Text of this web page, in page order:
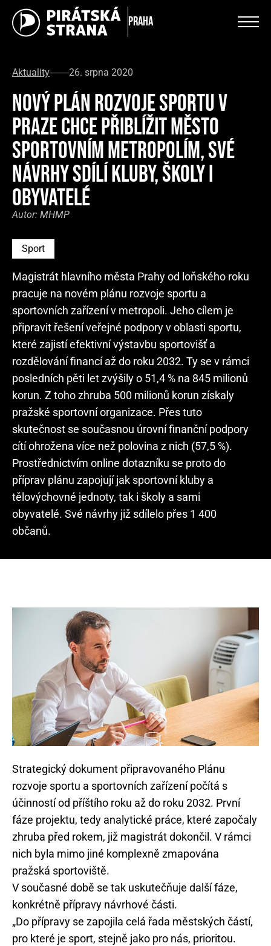
Praha
Aktuality 26. srpna 2020
NOVÝ PLÁN ROZVOJE SPORTU V
PRAZE CHCE PŘIBLÍŽIT MĚSTO
SPORTOVNÍM METROPOLÍM, SVÉ
NÁVRHY SDÍLÍ KLUBY, ŠKOLY I
OBYVATELÉ
Autor: MHMP
Sport
Magistrát hlavního města Prahy od loňského roku
pracuje na novém plánu rozvoje sportu a
sportovních zařízení v metropoli. Jeho cílem je
připravit řešení veřejné podpory v oblasti sportu,
které zajistí efektivní výstavbu sportovišť a
rozdělování financí až do roku 2032. Ty se v rámci
posledních pěti let zvýšily o 51,4 % na 845 milionů
korun. Z toho zhruba 500 milionů korun získaly
pražské sportovní organizace. Přes tuto
skutečnost se současnou úrovní finanční podpory
cítí ohrožena více než polovina z nich (57,5 %).
Prostřednictvím online dotazníku se proto do
příprav plánu zapojují jak sportovní kluby a
tělovýchovné jednoty, tak i školy a sami
obyvatelé. Své návrhy již sdílelo přes 1 400
občanů.
Strategický dokument připravovaného Plánu
rozvoje sportu a sportovních zařízení počítá s
účinností od příštího roku až do roku 2032. První
fáze projektu, tedy analytické práce, které započaly
zhruba před rokem, již magistrát dokončil. V rámci
nich byla mimo jiné komplexně zmapována
pražská sportoviště.
V současné době se tak uskutečňuje další fáze,
konkrétně přípravy návrhové části.
„Do přípravy se zapojila celá řada městských částí,
pro které je sport, stejně jako pro nás, prioritou.